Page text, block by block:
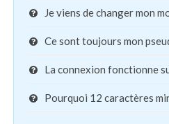
Je viens de changer mon
Ce sont toujours mon
La connexion fonctionne
Pourquoi 12 caractères